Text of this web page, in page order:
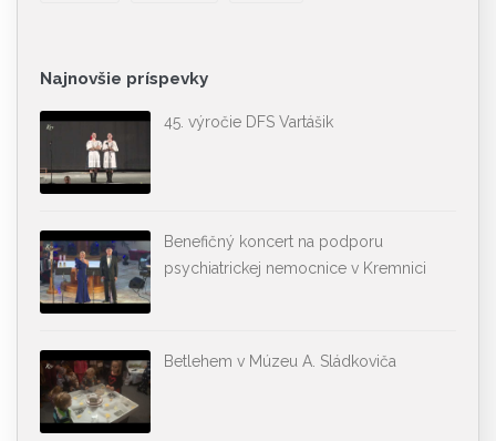
Najnovšie príspevky
45. výročie DFS Vartášik
Benefičný koncert na podporu
psychiatrickej nemocnice v Kremnici
Betlehem v Múzeu A. Sládkoviča